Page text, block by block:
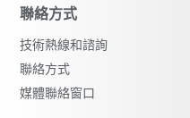
聯絡方式
技術熱線和諮詢
聯絡方式
媒體聯絡窗口